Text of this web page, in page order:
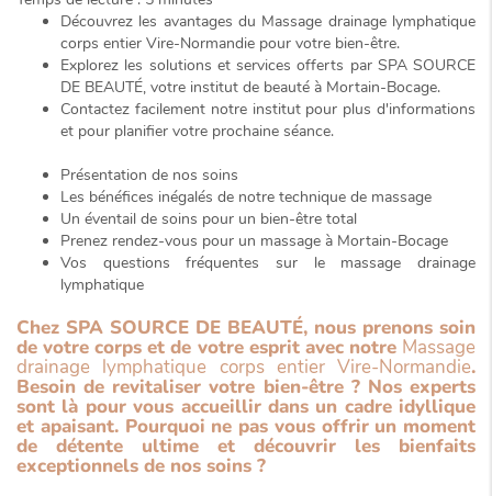
Découvrez les avantages du Massage drainage lymphatique
corps entier Vire-Normandie pour votre bien-être.
Explorez les solutions et services offerts par SPA SOURCE
DE BEAUTÉ, votre institut de beauté à Mortain-Bocage.
Contactez facilement notre institut pour plus d'informations
et pour planifier votre prochaine séance.
Présentation de nos soins
Les bénéfices inégalés de notre technique de massage
Un éventail de soins pour un bien-être total
Prenez rendez-vous pour un massage à Mortain-Bocage
Vos questions fréquentes sur le massage drainage
lymphatique
Chez SPA SOURCE DE BEAUTÉ, nous prenons soin
de votre corps et de votre esprit avec notre Massage
drainage lymphatique corps entier Vire-Normandie.
Besoin de revitaliser votre bien-être ? Nos experts
sont là pour vous accueillir dans un cadre idyllique
et apaisant. Pourquoi ne pas vous offrir un moment
de détente ultime et découvrir les bienfaits
exceptionnels de nos soins ?